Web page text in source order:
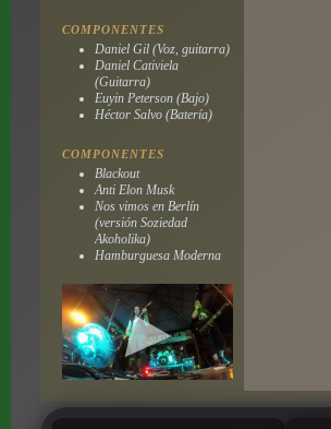
COMPONENTES
Daniel Gil (Voz, guitarra)
Daniel Cativiela
(Guitarra)
Euyin Peterson (Bajo)
Héctor Salvo (Batería)
COMPONENTES
Blackout
Anti Elon Musk
Nos vimos en Berlín
(versión Soziedad
Akoholika)
Hamburguesa Moderna